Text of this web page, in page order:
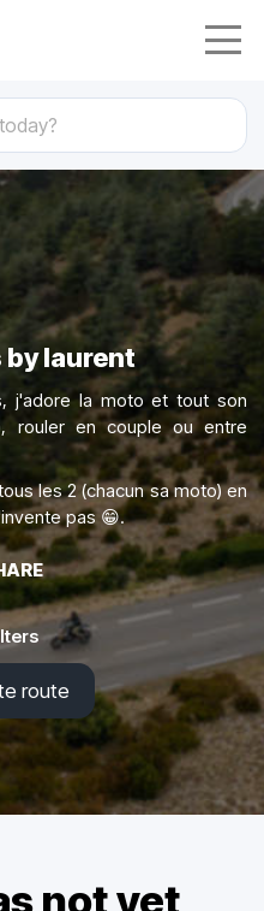
by laurent
j'adore la moto et tout son
rouler en couple ou entre
les 2 (chacun sa moto) en
pas 😁.
route
not yet